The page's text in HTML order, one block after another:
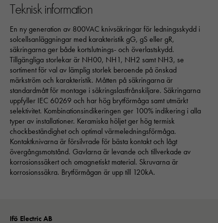
Teknisk information
En ny generation av 800VAC knivsäkringar för ledningsskydd i
solcellsanläggningar med karakteristik gG, gS eller gR,
säkringarna ger både kortslutnings- och överlastskydd.
Tillgängliga storlekar är NH00, NH1, NH2 samt NH3, se
sortiment för val av lämplig storlek beroende på önskad
märkström och karakteristik. Måtten på säkringarna är
standardmått för montage i säkringslastfrånskiljare. Säkringarna
uppfyller IEC 60269 och har hög brytförmåga samt utmärkt
selektivitet. Kombinationsindikeringen ger 100% indikering i alla
typer av installationer. Keramiska höljet ger hög termisk
chockbeständighet och optimal värmeledningsförmåga.
Kontaktknivarna är försilvrade för bästa kontakt och lågt
övergångsmotstånd. Gavlarna är levande och tillverkade av
korrosionssäkert och omagnetiskt material. Skruvarna är
korrosionssäkra. Brytförmågan är upp till 120kA.
Ifö Electric AB